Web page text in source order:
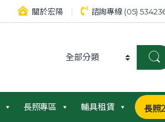
關於宏陽 諮詢專線 (05)
長照專區 輔具租賃 長照